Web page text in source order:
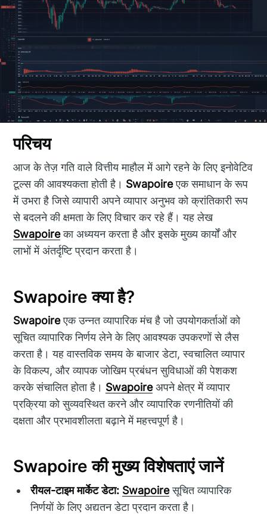
परिचय
आज के तेज़ गति वाले वित्तीय माहौल में आगे रहने के लिए इनोवेटिव
टूल्स की आवश्यकता होती है। Swapoireएक समाधान के रूप
में उभरा है जिसे व्यापारी अपने व्यापार अनुभव को क्रांतिकारी रूप
से बदलने की क्षमता के लिए विचार कर रहे हैं। यह लेख
Swapoireका अध्ययन करता है और इसके मुख्य कार्यों और
लाभों में अंतर्दृष्टि प्रदान करता है।
Swapoire क्या है?
Swapoireएक उन्नत व्यापारिक मंच है जो उपयोगकर्ताओं को
सूचित व्यापारिक निर्णय लेने के लिए आवश्यक उपकरणों से लैस
करता है। यह वास्तविक समय के बाजार डेटा, स्वचालित व्यापार
के विकल्प, और व्यापक जोखिम प्रबंधन सुविधाओं की पेशकश
करके संचालित होता है। Swapoireअपने क्षेत्र में व्यापार
प्रक्रिया को सुव्यवस्थित करने और व्यापारिक रणनीतियों की
दक्षता और प्रभावशीलता बढ़ाने में महत्त्वपूर्ण है।
Swapoire की मुख्य विशेषताएं जानें
रीयल-टाइम मार्केट डेटा: Swapoireसूचित व्यापारिक
निर्णयों के लिए अद्यतन डेटा प्रदान करता है।